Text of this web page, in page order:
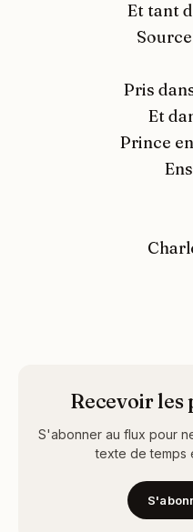
Et tant
Pris
Et
Prince
Recevoir les
S'abonner au flux pour
texte de temps